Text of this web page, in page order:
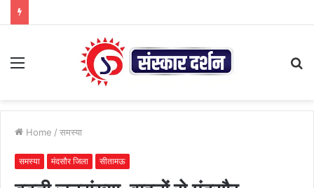
Menu
Home / समस्या
समस्या मंदसौर जिला सीतामऊ